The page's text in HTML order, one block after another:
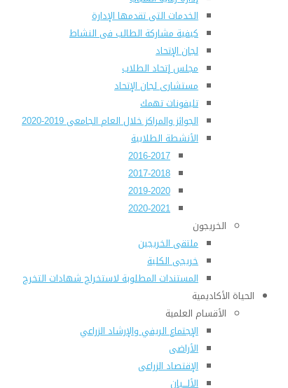
الخدمات التى تقدمها الإدارة
كيفية مشاركة الطالب فى النشاط
لجان الإتحاد
مجلس إتحاد الطلاب
مستشارى لجان الإتحاد
تليفونات تهمك
الجوائز والمراكز خلال العام الجامعى 2019-2020
الأنشطة الطلابية
2016-2017
2017-2018
2019-2020
2020-2021
الخريجون
ملتقى الخريجين
خريجى الكلية
المستندات المطلوبة لاستخراج شهادات التخرج
الحياة الأكاديمية
الأقسام العلمية
الإجتماع الريفي والإرشاد الزراعي
الأراضى
الإقتصاد الزراعى
الألـــبان